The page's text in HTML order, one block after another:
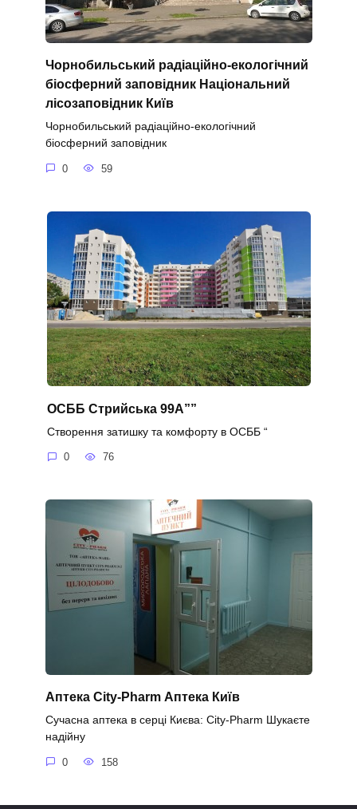
Чорнобильський радіаційно-екологічний
біосферний заповідник Національний
лісозаповідник Київ
Чорнобильський радіаційно-екологічний
біосферний заповідник
0 59
ОСББ Стрийська 99А””
Створення затишку та комфорту в ОСББ “
0 76
Аптека City-Pharm Аптека Київ
Сучасна аптека в серці Києва: City-Pharm Шукаєте
надійну
0 158